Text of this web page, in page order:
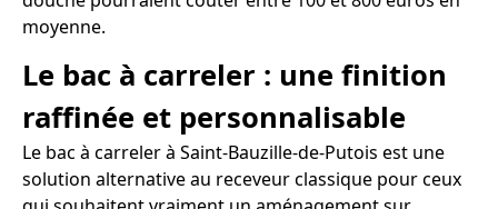
moyenne.
Le bac à carreler : une finition
raffinée et personnalisable
Le bac à carreler à Saint-Bauzille-de-Putois est une
solution alternative au receveur classique pour ceux